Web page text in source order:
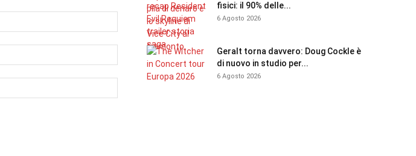
fisici: il 90% delle...
6 Agosto 2026
Geralt torna davvero: Doug Cockle è
di nuovo in studio per...
6 Agosto 2026